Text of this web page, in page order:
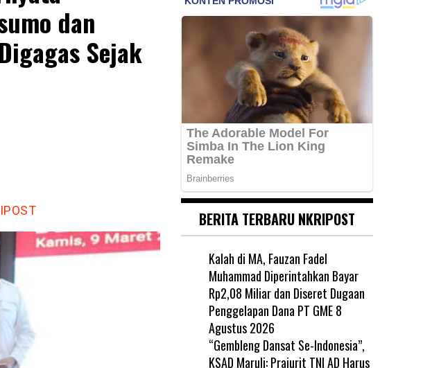
dan
Sejak
BERITA TERBARU NKRIPOST
Kalah di MA, Fauzan Fadel
Muhammad Diperintahkan Bayar
Rp2,08 Miliar dan Diseret Dugaan
Penggelapan Dana PT GME 8
Agustus 2026
“Gembleng Dansat Se-Indonesia”,
KSAD Maruli: Prajurit TNI AD Harus